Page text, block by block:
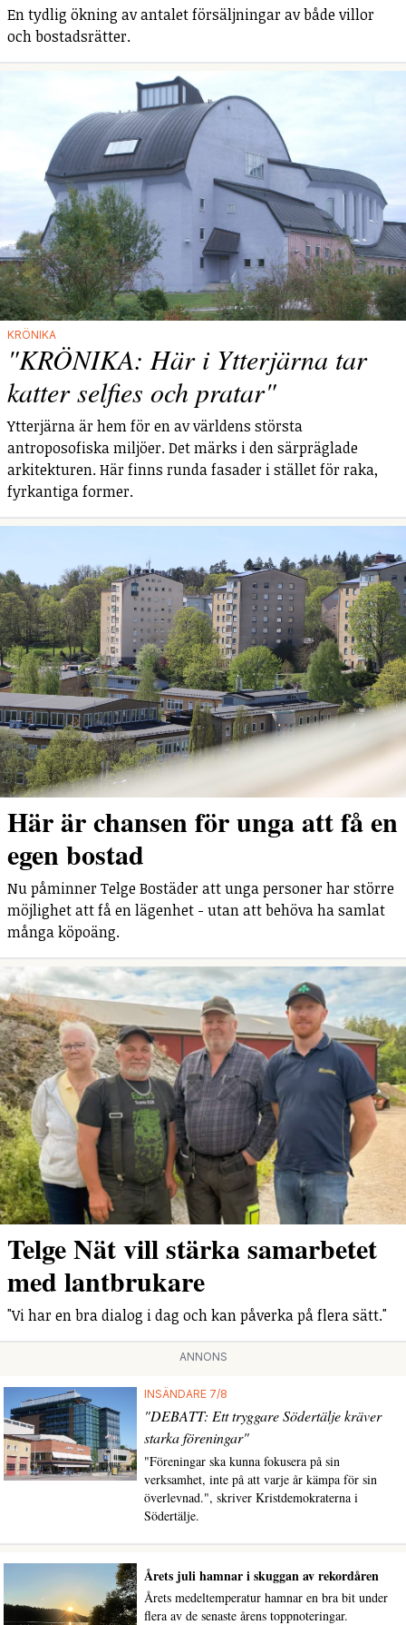
En tydlig ökning av antalet försäljningar av både villor
och bostadsrätter.
KRÖNIKA
"KRÖNIKA: Här i Ytterjärna tar
katter selfies och pratar"
Ytterjärna är hem för en av världens största
antroposofiska miljöer. Det märks i den särpräglade
arkitekturen. Här finns runda fasader i stället för raka,
fyrkantiga former.
Här är chansen för unga att få en
egen bostad
Nu påminner Telge Bostäder att unga personer har större
möjlighet att få en lägenhet - utan att behöva ha samlat
många köpoäng.
Telge Nät vill stärka samarbetet
med lantbrukare
"Vi har en bra dialog i dag och kan påverka på flera sätt."
ANNONS
INSÄNDARE 7/8
"DEBATT: Ett tryggare Södertälje kräver
starka föreningar"
"Föreningar ska kunna fokusera på sin
verksamhet, inte på att varje år kämpa för sin
överlevnad.", skriver Kristdemokraterna i
Södertälje.
Årets juli hamnar i skuggan av rekordåren
Årets medeltemperatur hamnar en bra bit under
flera av de senaste årens toppnoteringar.